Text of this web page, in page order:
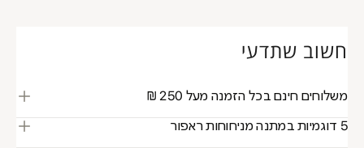
חשוב שתדעי
משלוחים חינם בכל הזמנה מעל 250 ₪
עד שלושה ימי עסקים, משלוח חינם בדלת ביתך.
5 דוגמיות במתנה מניחוחות ראפור